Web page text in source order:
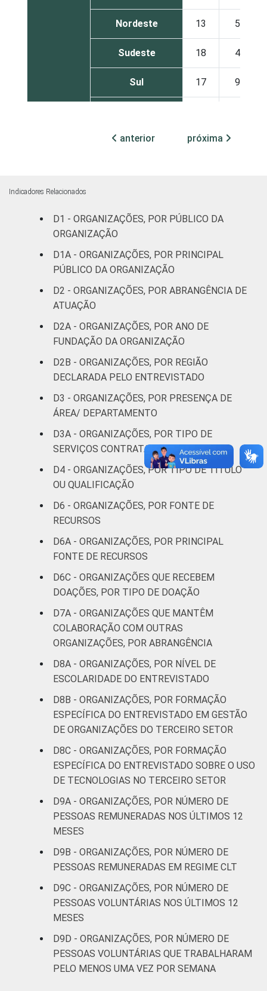
Nordeste 13 5
Sudeste 18 4
Sul 17 9
Associações
recreação
pesquisa
11
Desenvolvimento
Religião
Saúde e
social
Habitação e
meio ambiente
6
Outros 5 2
Fonte: CGI.br/NIC.br, Centro Regional de
Estudos para o Desenvolvimento da
Sociedade da Informação (Cetic.br),
Pesquisa sobre o uso das tecnologias de
informação e comunicação nas organizações
sem fins lucrativos brasileiras - TIC
Organizações Sem Fins Lucrativos 2022.
anterior próxima
Indicadores Relacionados
D1 - ORGANIZAÇÕES, POR PÚBLICO DA
ORGANIZAÇÃO
D1A - ORGANIZAÇÕES, POR PRINCIPAL
PÚBLICO DA ORGANIZAÇÃO
D2 - ORGANIZAÇÕES, POR ABRANGÊNCIA DE
ATUAÇÃO
D2A - ORGANIZAÇÕES, POR ANO DE
FUNDAÇÃO DA ORGANIZAÇÃO
D2B - ORGANIZAÇÕES, POR REGIÃO
DECLARADA PELO ENTREVISTADO
D3 - ORGANIZAÇÕES, POR PRESENÇA DE
ÁREA/ DEPARTAMENTO
D3A - ORGANIZAÇÕES, POR TIPO DE
SERVIÇOS CONTRATADOS
D4 - ORGANIZAÇÕES, POR TIPO DE TÍTULO
OU QUALIFICAÇÃO
D6 - ORGANIZAÇÕES, POR FONTE DE
RECURSOS
D6A - ORGANIZAÇÕES, POR PRINCIPAL
FONTE DE RECURSOS
D6C - ORGANIZAÇÕES QUE RECEBEM
DOAÇÕES, POR TIPO DE DOAÇÃO
D7A - ORGANIZAÇÕES QUE MANTÊM
COLABORAÇÃO COM OUTRAS
ORGANIZAÇÕES, POR ABRANGÊNCIA
D8A - ORGANIZAÇÕES, POR NÍVEL DE
ESCOLARIDADE DO ENTREVISTADO
D8B - ORGANIZAÇÕES, POR FORMAÇÃO
ESPECÍFICA DO ENTREVISTADO EM GESTÃO
DE ORGANIZAÇÕES DO TERCEIRO SETOR
D8C - ORGANIZAÇÕES, POR FORMAÇÃO
ESPECÍFICA DO ENTREVISTADO SOBRE O USO
DE TECNOLOGIAS NO TERCEIRO SETOR
D9A - ORGANIZAÇÕES, POR NÚMERO DE
PESSOAS REMUNERADAS NOS ÚLTIMOS 12
MESES
D9B - ORGANIZAÇÕES, POR NÚMERO DE
PESSOAS REMUNERADAS EM REGIME CLT
D9C - ORGANIZAÇÕES, POR NÚMERO DE
PESSOAS VOLUNTÁRIAS NOS ÚLTIMOS 12
MESES
D9D - ORGANIZAÇÕES, POR NÚMERO DE
PESSOAS VOLUNTÁRIAS QUE TRABALHARAM
PELO MENOS UMA VEZ POR SEMANA